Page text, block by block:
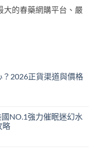
大的春藥網購平台、嚴
2026正貨渠道與價格
NO.1強力催眠迷幻水
略